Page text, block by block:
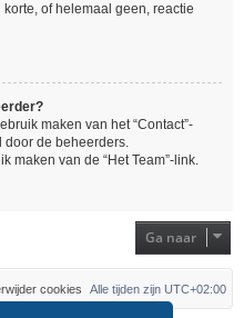
korte, of helemaal geen, reactie
maken van het “Contact”-
door de beheerders.
maken van de “Het Team”-link.
Ga naar
Alle tijden zijn UTC+02:00
cookies